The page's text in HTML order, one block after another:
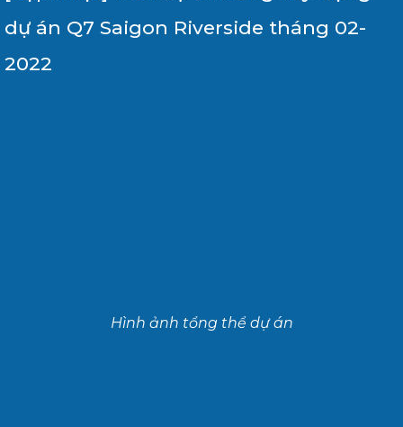
dự án Q7 Saigon Riverside tháng 02-
2022
Hình ảnh tổng thể dự án